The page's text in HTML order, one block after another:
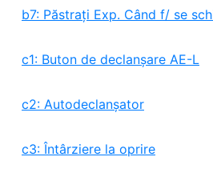
b7: Păstrați Exp. Când f/ se
c1: Buton de declanșare AE-L
c2: Autodeclanșator
c3: Întârziere la oprire